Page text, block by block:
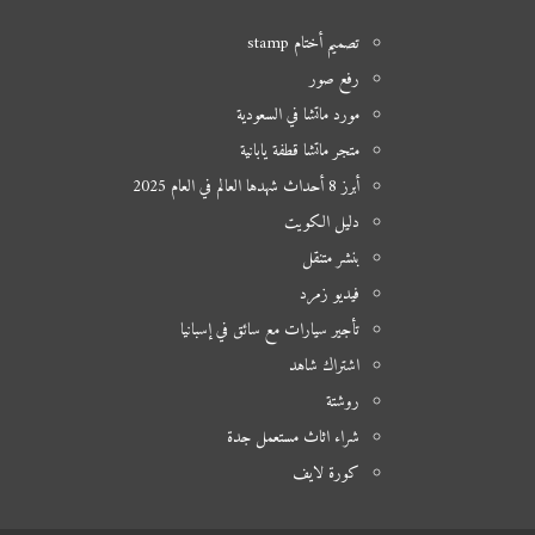
تصميم أختام stamp
رفع صور
مورد ماتشا في السعودية
متجر ماتشا قطفة يابانية
أبرز 8 أحداث شهدها العالم في العام 2025
دليل الكويت
بنشر متنقل
فيديو زمرد
تأجير سيارات مع سائق في إسبانيا
اشتراك شاهد
روشتة
شراء اثاث مستعمل جدة
كورة لايف